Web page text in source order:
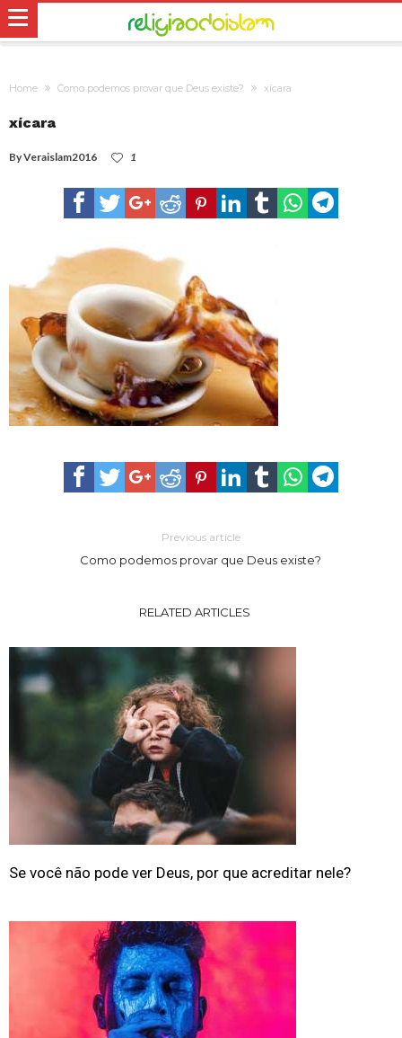
Home Como podemos provar que Deus existe? xícara
xícara
ByVeraislam2016 1
Previous article
Como podemos provar que Deus existe?
RELATED ARTICLES
Se você não pode ver Deus, por que acreditar nele?